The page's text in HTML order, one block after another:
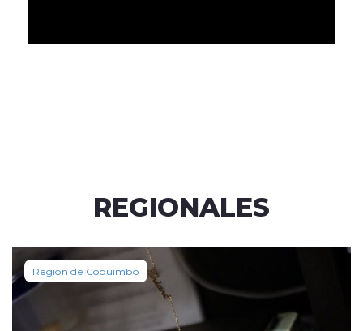
REGIONALES
Región de Coquimbo